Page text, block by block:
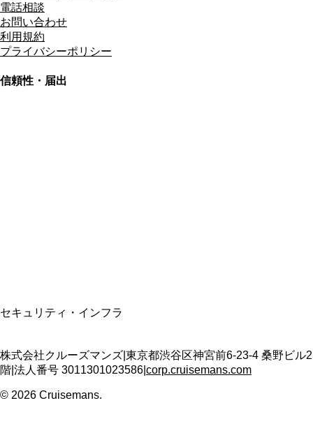
電話相談
お問い合わせ
利用規約
プライバシーポリシー
信頼性・届出
セキュリティ・インフラ
株式会社クルーズマンズ 東京都渋谷区神宮前6-23-4 桑野ビル2
階 法人番号 3011301023586 corp.cruisemans.com
© 2026 Cruisemans.